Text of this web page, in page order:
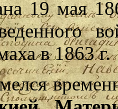
19 мая
в 1863 г.